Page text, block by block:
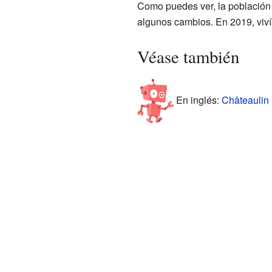
Como puedes ver, la
algunos cambios. En 2019,
Véase también
En inglés: Châteaulin